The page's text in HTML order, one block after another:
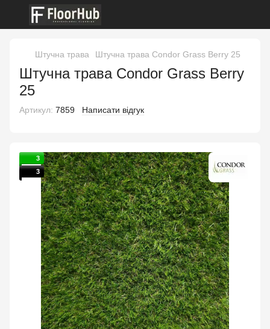
Штучна трава Штучна трава Condor Grass Berry 25
Штучна трава Condor Grass Berry
25
Артикул: 7859 Написати відгук
3
3